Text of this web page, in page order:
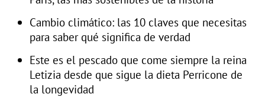
Cambio climático: las 10 claves que necesitas
para saber qué significa de verdad
Este es el pescado que come siempre la reina
Letizia desde que sigue la dieta Perricone de
la longevidad